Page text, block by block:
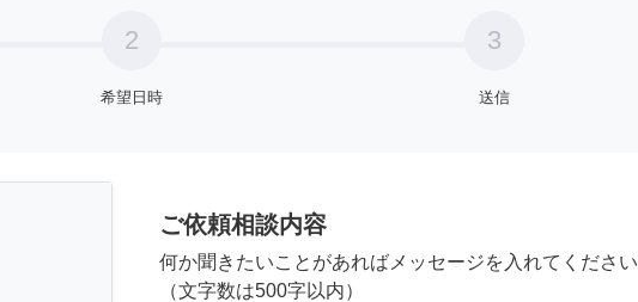
2
希望日時
3
送信
ご依頼相談内容
何か聞きたいことがあればメッセージを入れてください
（文字数は500字以内）